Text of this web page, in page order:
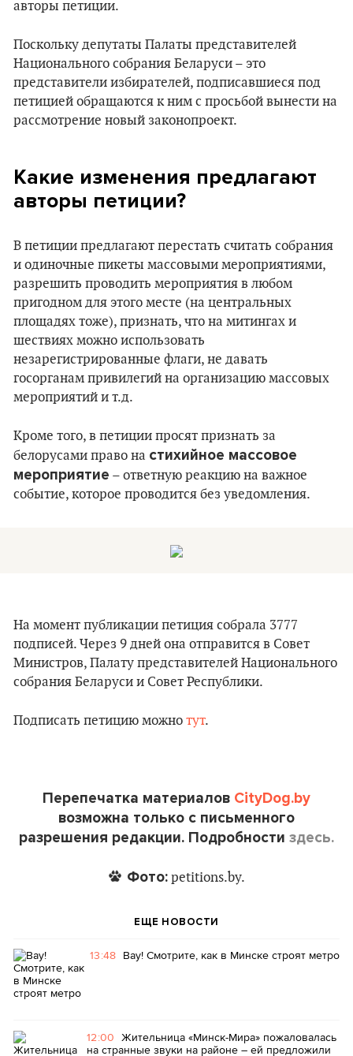
авторы петиции.
Поскольку депутаты Палаты представителей
Национального собрания Беларуси – это
представители избирателей, подписавшиеся под
петицией обращаются к ним с просьбой вынести на
рассмотрение новый законопроект.
Какие изменения предлагают
авторы петиции?
В петиции предлагают перестать считать собрания
и одиночные пикеты массовыми мероприятиями,
разрешить проводить мероприятия в любом
пригодном для этого месте (на центральных
площадях тоже), признать, что на митингах и
шествиях можно использовать
незарегистрированные флаги, не давать
госорганам привилегий на организацию массовых
мероприятий и т.д.
Кроме того, в петиции просят признать за
белорусами право на стихийное массовое
мероприятие – ответную реакцию на важное
событие, которое проводится без уведомления.
На момент публикации петиция собрала 3777
подписей. Через 9 дней она отправится в Совет
Министров, Палату представителей Национального
собрания Беларуси и Совет Республики.
Подписать петицию можно тут.
Перепечатка материалов CityDog.by
возможна только с письменного
разрешения редакции. Подробности здесь.
Фото:petitions.by.
ЕЩЕ НОВОСТИ
13:48 Вау! Смотрите, как в Минске строят метро
12:00 Жительница «Минск-Мира» пожаловалась
на странные звуки на районе – ей предложили